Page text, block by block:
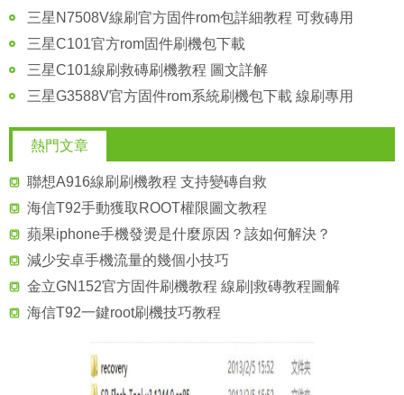
三星N7508V線刷官方固件rom包詳細教程 可救磚用
三星C101官方rom固件刷機包下載
三星C101線刷救磚刷機教程 圖文詳解
三星G3588V官方固件rom系統刷機包下載 線刷專用
熱門文章
聯想A916線刷刷機教程 支持變磚自救
海信T92手動獲取ROOT權限圖文教程
蘋果iphone手機發燙是什麼原因？該如何解決？
減少安卓手機流量的幾個小技巧
金立GN152官方固件刷機教程 線刷|救磚教程圖解
海信T92一鍵root刷機技巧教程